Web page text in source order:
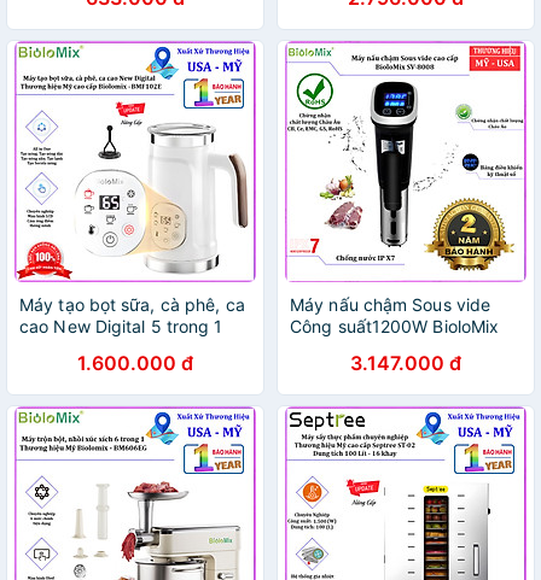
Saeco 250 ml CA6700
Mỹ cao cấp BioloMix SV-
9002
Máy tạo bọt sữa, cà phê, ca
cao New Digital 5 trong 1
Mỹ cao cấp Biolomix -
BMF102E. Hàng chính hãng
1.600.000 đ
Máy nấu chậm Sous vide
Công suất1200W BioloMix
3.147.000 đ